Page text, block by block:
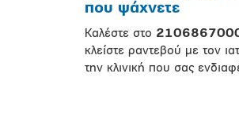
που ψάχνετε
Καλέστε στο
κλείστε ραντεβού με τον
την κλινική που σας